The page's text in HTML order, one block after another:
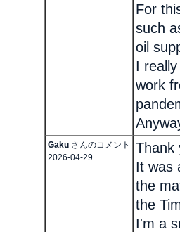
For
such
oil
I
work
Gaku さんのコメント
2026-04-29
Thank
It was
the
the
I'm a